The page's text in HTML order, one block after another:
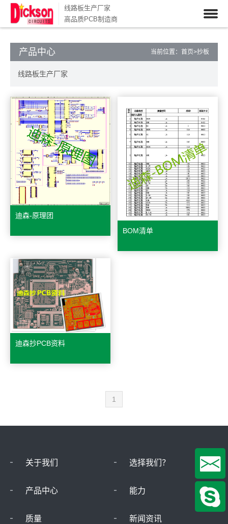
线路板生产厂家
高品质PCB制造商
产品中心 当前位置： 首页>抄板
线路板生产厂家
迪森-原理团
BOM清单
迪森抄PCB资料
1
关于我们 选择我们？
产品中心 能力
质量 新闻资讯